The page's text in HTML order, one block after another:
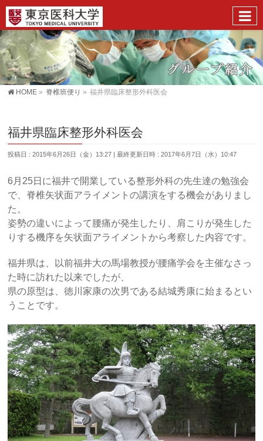
HOME » 脊椎班便り » 福井県臨床整形外科医会
福井県臨床整形外科医会
投稿日 : 2015年6月26日（金）13:27 最終更新日時 : 2017年6月7日（水）10:47
6月25日に福井で開業している整形外科の先生達の勉強会
で、脊椎矢状面アライメントの講演をする機会がありまし
た。
姿勢の違いによって腰痛が発生したり、肩こりが発生した
りする機序を矢状面アライメントから考察した内容です。
福井県は、以前福井大の馬場教授が腰痛学会を主催なさっ
た時に訪れた以来でしたが、
県の原型は、徳川家康の次男である結城秀康に始まるとい
うことです。